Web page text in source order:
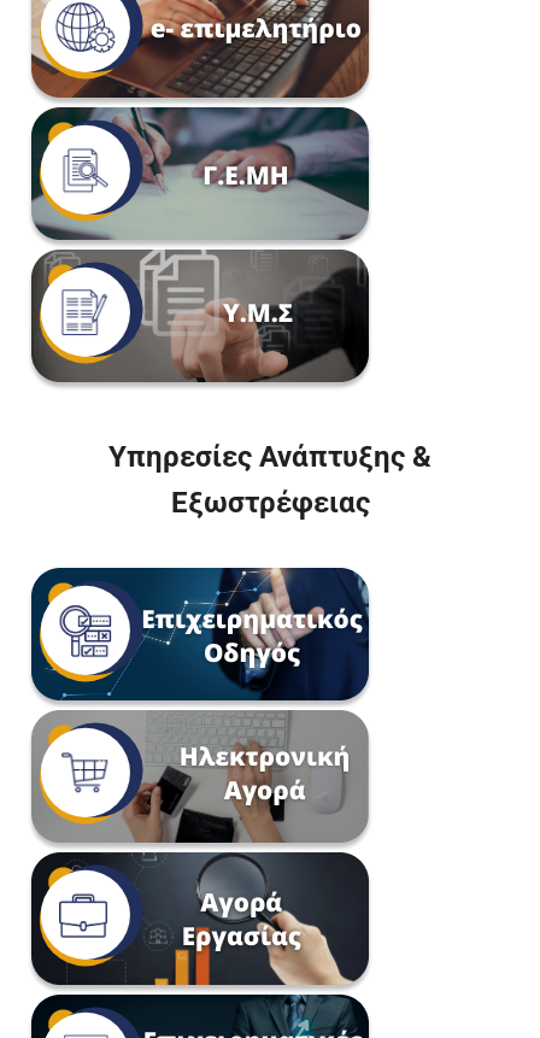
Υπηρεσίες Ανάπτυξης &
Εξωστρέφειας